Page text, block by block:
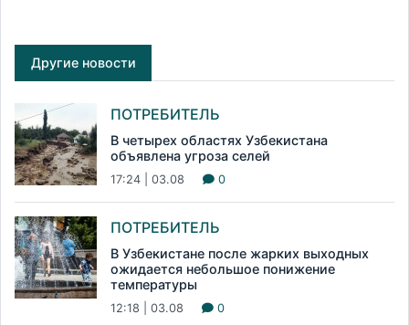
Другие новости
ПОТРЕБИТЕЛЬ
В четырех областях Узбекистана
объявлена угроза селей
17:24 | 03.08 0
ПОТРЕБИТЕЛЬ
В Узбекистане после жарких выходных
ожидается небольшое понижение
температуры
12:18 | 03.08 0